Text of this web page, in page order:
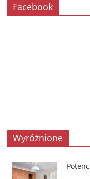
Facebook
Wyróżnione